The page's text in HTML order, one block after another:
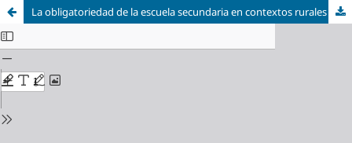
La obligatoriedad de la escuela secundaria en contextos rurales de Argentina